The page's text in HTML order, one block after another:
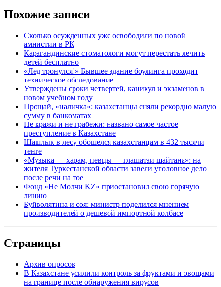
Похожие записи
Сколько осужденных уже освободили по новой
амнистии в РК
Карагандинские стоматологи могут перестать лечить
детей бесплатно
«Лед тронулся!» Бывшее здание боулинга проходит
техническое обследование
Утверждены сроки четвертей, каникул и экзаменов в
новом учебном году
Прощай, «наличка»: казахстанцы сняли рекордно малую
сумму в банкоматах
Не кражи и не грабежи: названо самое частое
преступление в Казахстане
Шашлык в лесу обошелся казахстанцам в 432 тысячи
тенге
«Музыка — харам, певцы — глашатаи шайтана»: на
жителя Туркестанской области завели уголовное дело
после речи на тое
Фонд «Не Молчи KZ» приостановил свою горячую
линию
Буйволятина и соя: министр поделился мнением
производителей о дешевой импортной колбасе
Страницы
Архив опросов
В Казахстане усилили контроль за фруктами и овощами
на границе после обнаружения вирусов